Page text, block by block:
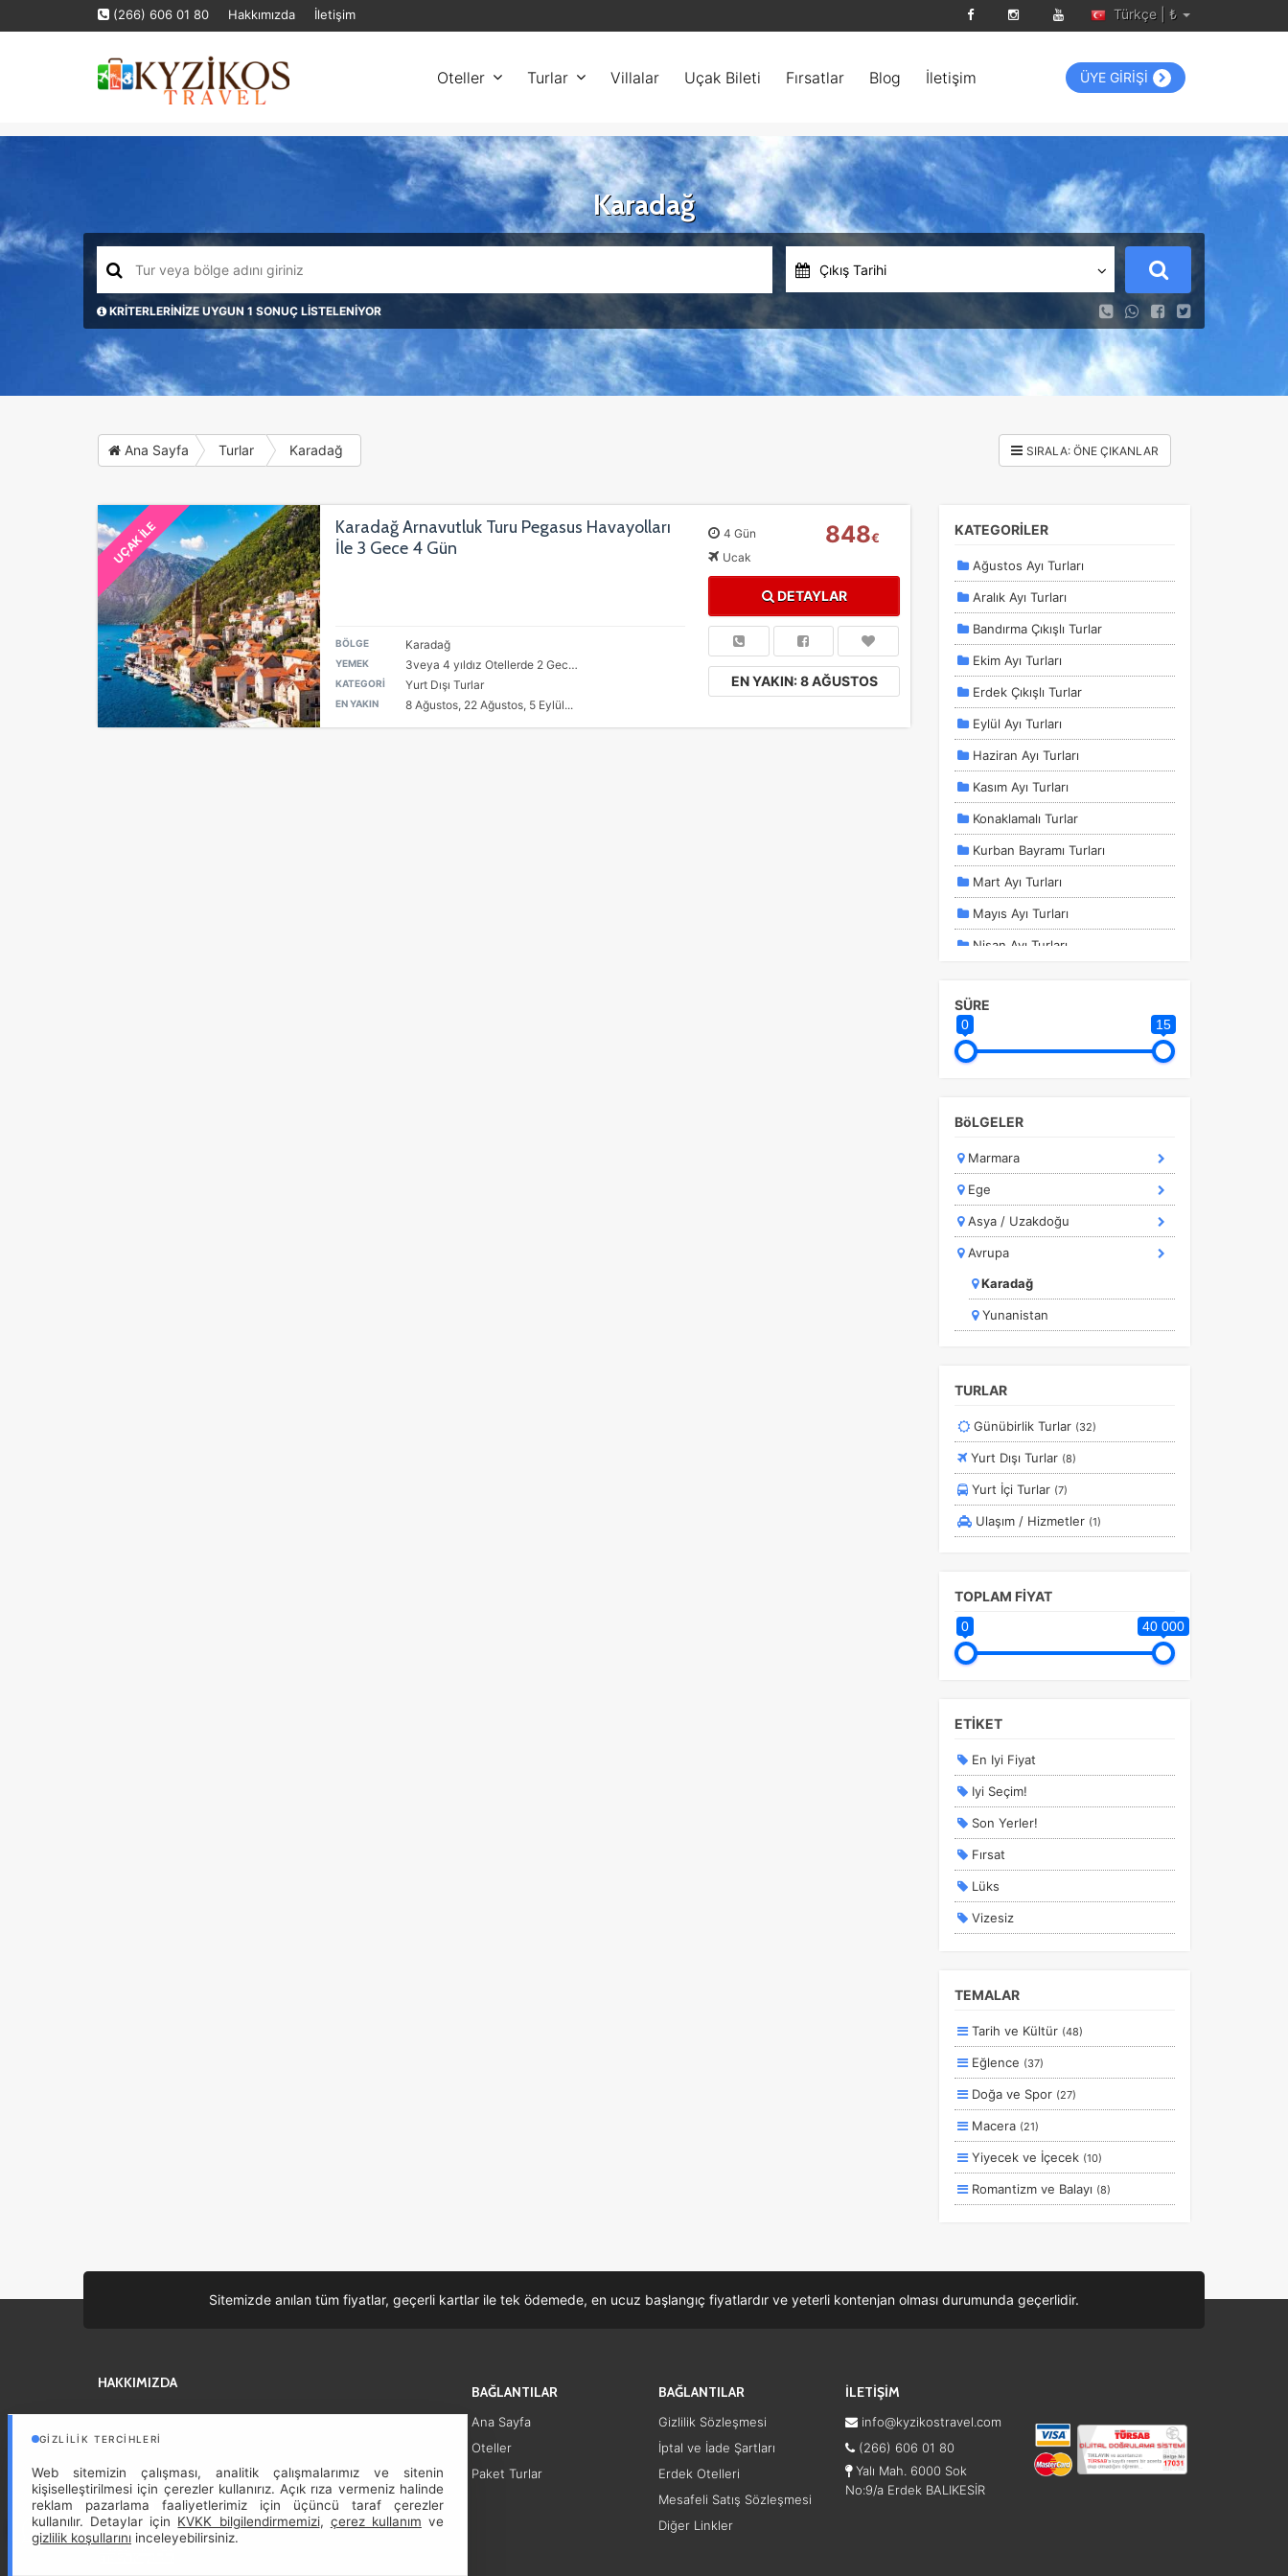
(266) 606 01 80 Hakkımızda İletişim Türkçe | ₺
Oteller Turlar Villalar Uçak Bileti Fırsatlar Blog İletişim ÜYE GİRİŞİ
GIZLILIK TERCIHLERI
Web sitemizin çalışması, analitik çalışmalarımız ve sitenin
kişiselleştirilmesi için çerezler kullanırız. Açık rıza vermeniz halinde
reklam pazarlama faaliyetlerimiz için üçüncü taraf çerezler
kullanılır. Detaylar için KVKK bilgilendirmemizi, çerez kullanım ve
gizlilik koşullarını inceleyebilirsiniz.
Karadağ
Çıkış Tarihi
KRİTERLERİNİZE UYGUN 1 SONUÇ LİSTELENİYOR
Ana Sayfa Turlar Karadağ
UÇAK İLE
Karadağ Arnavutluk Turu Pegasus Havayolları
İle 3 Gece 4 Gün
BÖLGE Karadağ
YEMEK 3veya 4 yıldız Otellerde 2 Gec…
KATEGORİ Yurt Dışı Turlar
EN YAKIN 8 Ağustos, 22 Ağustos, 5 Eylül...
4 Gün
Ucak
848€
DETAYLAR
EN YAKIN: 8 AĞUSTOS
KATEGORİLER
Ağustos Ayı Turları
Aralık Ayı Turları
Bandırma Çıkışlı Turlar
Ekim Ayı Turları
Erdek Çıkışlı Turlar
Eylül Ayı Turları
Haziran Ayı Turları
Kasım Ayı Turları
Konaklamalı Turlar
Kurban Bayramı Turları
Mart Ayı Turları
Mayıs Ayı Turları
Nisan Ayı Turları
Sömestir Turları
Şubat ayı Turları
SÜRE
0 15
BöLGELER
Marmara
Ege
Asya / Uzakdoğu
Avrupa
Karadağ
Yunanistan
TURLAR
Günübirlik Turlar (32)
Yurt Dışı Turlar (8)
Yurt İçi Turlar (7)
Ulaşım / Hizmetler (1)
TOPLAM FİYAT
0 40 000
ETİKET
En Iyi Fiyat
Iyi Seçim!
Son Yerler!
Fırsat
Lüks
Vizesiz
Planlanan
Otobüs Ile
Uçak Ile
Ekstralar Dahil
TEMALAR
Tarih ve Kültür (48)
Eğlence (37)
Doğa ve Spor (27)
Macera (21)
Yiyecek ve İçecek (10)
Romantizm ve Balayı (8)
Sitemizde anılan tüm fiyatlar, geçerli kartlar ile tek ödemede, en ucuz başlangıç fiyatlardır ve yeterli kontenjan olması durumunda geçerlidir.
HAKKIMIZDA
günlük turlara en iyi önerileri size getiriyoruz.
BAĞLANTILAR
Ana Sayfa
Oteller
Paket Turlar
BAĞLANTILAR
Gizlilik Sözleşmesi
İptal ve İade Şartları
Erdek Otelleri
Mesafeli Satış Sözleşmesi
Diğer Linkler
İLETİŞİM
info@kyzikostravel.com
(266) 606 01 80
Yalı Mah. 6000 Sok
No:9/a Erdek BALIKESİR